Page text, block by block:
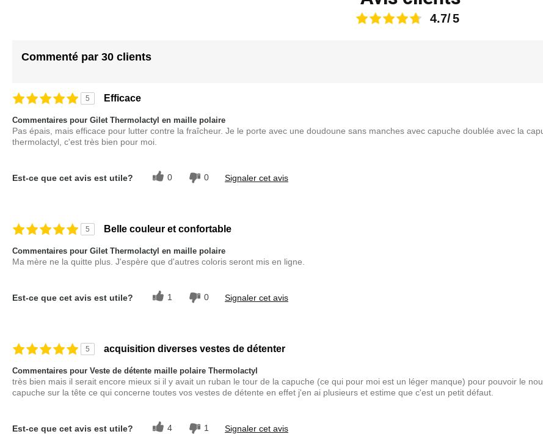
gallery
4.7
Commenté par 30 clients
5 Efficace
Commentaires pour Gilet Thermolactyl en maille polaire
Pas épais, mais efficace pour lutter contre la fraîcheur. Je le porte avec une doudoune sans manches avec capuche doublée avec la
thermolactyl, c'est très bien pour moi.
Est-ce que cet avis est utile? 0 0 Signaler cet avis
5 Belle couleur et confortable
Commentaires pour Gilet Thermolactyl en maille polaire
Ma mère ne la quitte plus. J'espère que d'autres coloris seront mis en ligne.
Est-ce que cet avis est utile? 1 0 Signaler cet avis
5 acquisition diverses vestes de détenter
Commentaires pour Veste de détente maille polaire Thermolactyl
très bien mais il serait encore mieux si il y avait un ruban le tour de la capuche (ce qui pour moi est un léger manque) pour pouvoir le
capuche sur la tête ce qui concerne toutes vos vestes de détente en effet j'en ai plusieurs et estime que c'est un petit défaut.
Est-ce que cet avis est utile? 4 1 Signaler cet avis